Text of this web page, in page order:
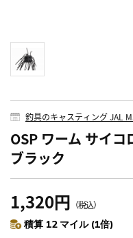
釣具のキャスティング JAL
OSP ワーム サイコ
ブラック
1,320円 （税込）
積算 12 マイル (1倍)